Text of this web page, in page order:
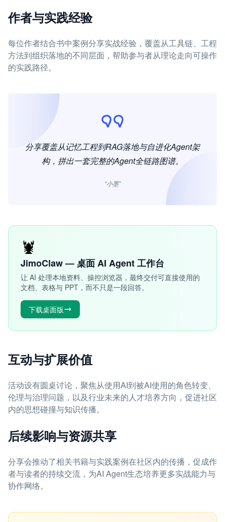
作者与实践经验
每位作者结合书中案例分享实战经验，覆盖从工具链、工程
方法到组织落地的不同层面，帮助参与者从理论走向可操作
的实践路径。
分享覆盖从记忆工程到RAG落地与自进化Agent架
构，拼出一套完整的Agent全链路图谱。
“小墨”
🦞
JimoClaw — 桌面 AI Agent 工作台
让 AI 处理本地资料、操控浏览器，最终交付可直接使用的
文档、表格与 PPT，而不只是一段回答。
下载桌面版
互动与扩展价值
活动设有圆桌讨论，聚焦从使用AI到被AI使用的角色转变、
伦理与治理问题，以及行业未来的人才培养方向，促进社区
内的思想碰撞与知识传播。
后续影响与资源共享
分享会推动了相关书籍与实践案例在社区内的传播，促成作
者与读者的持续交流，为AI Agent生态培养更多实战能力与
协作网络。